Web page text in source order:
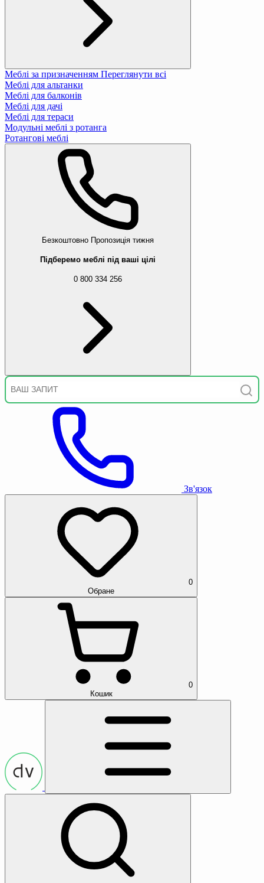
Меблі за призначенням Переглянути всі
Меблі для альтанки
Меблі для балконів
Меблі для дачі
Меблі для тераси
Модульні меблі з ротанга
Ротангові меблі
Безкоштовно Пропозиція тижня
Підберемо меблі під ваші цілі
0 800 334 256
Зв'язок
0
Обране
0
Кошик